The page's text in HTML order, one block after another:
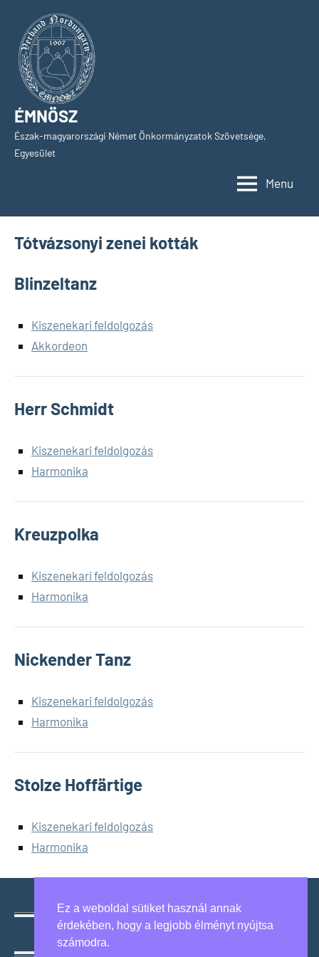
content
ÉMNÖSZ
Észak-magyarországi Német Önkormányzatok Szövetsége,
Egyesület
Menu
Tótvázsonyi zenei kották
Blinzeltanz
Kiszenekari feldolgozás
Akkordeon
Herr Schmidt
Kiszenekari feldolgozás
Harmonika
Kreuzpolka
Kiszenekari feldolgozás
Harmonika
Nickender Tanz
Kiszenekari feldolgozás
Harmonika
Stolze Hoffärtige
Kiszenekari feldolgozás
Harmonika
Hagyományaink megőrzése, közösségeink erősítése.
Ez a weboldal sütiket használ annak
érdekében, hogy a legjobb élményt nyújtsa
számodra.